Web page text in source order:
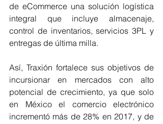
de eCommerce una solución logística
integral que incluye almacenaje,
control de inventarios, servicios 3PL y
entregas de última milla.
Así, Traxión fortalece sus objetivos de
incursionar en mercados con alto
potencial de crecimiento, ya que solo
en México el comercio electrónico
incrementó más de 28% en 2017, y de